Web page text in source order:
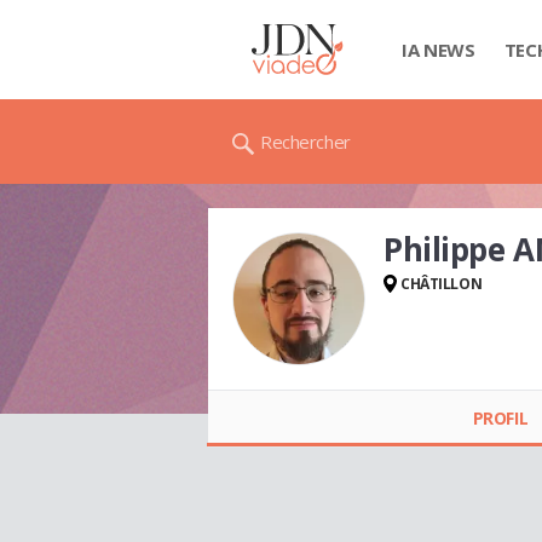
IA NEWS
Rechercher
Philippe ANTAJEAN
Philippe
CHÂTILLON
PROFIL